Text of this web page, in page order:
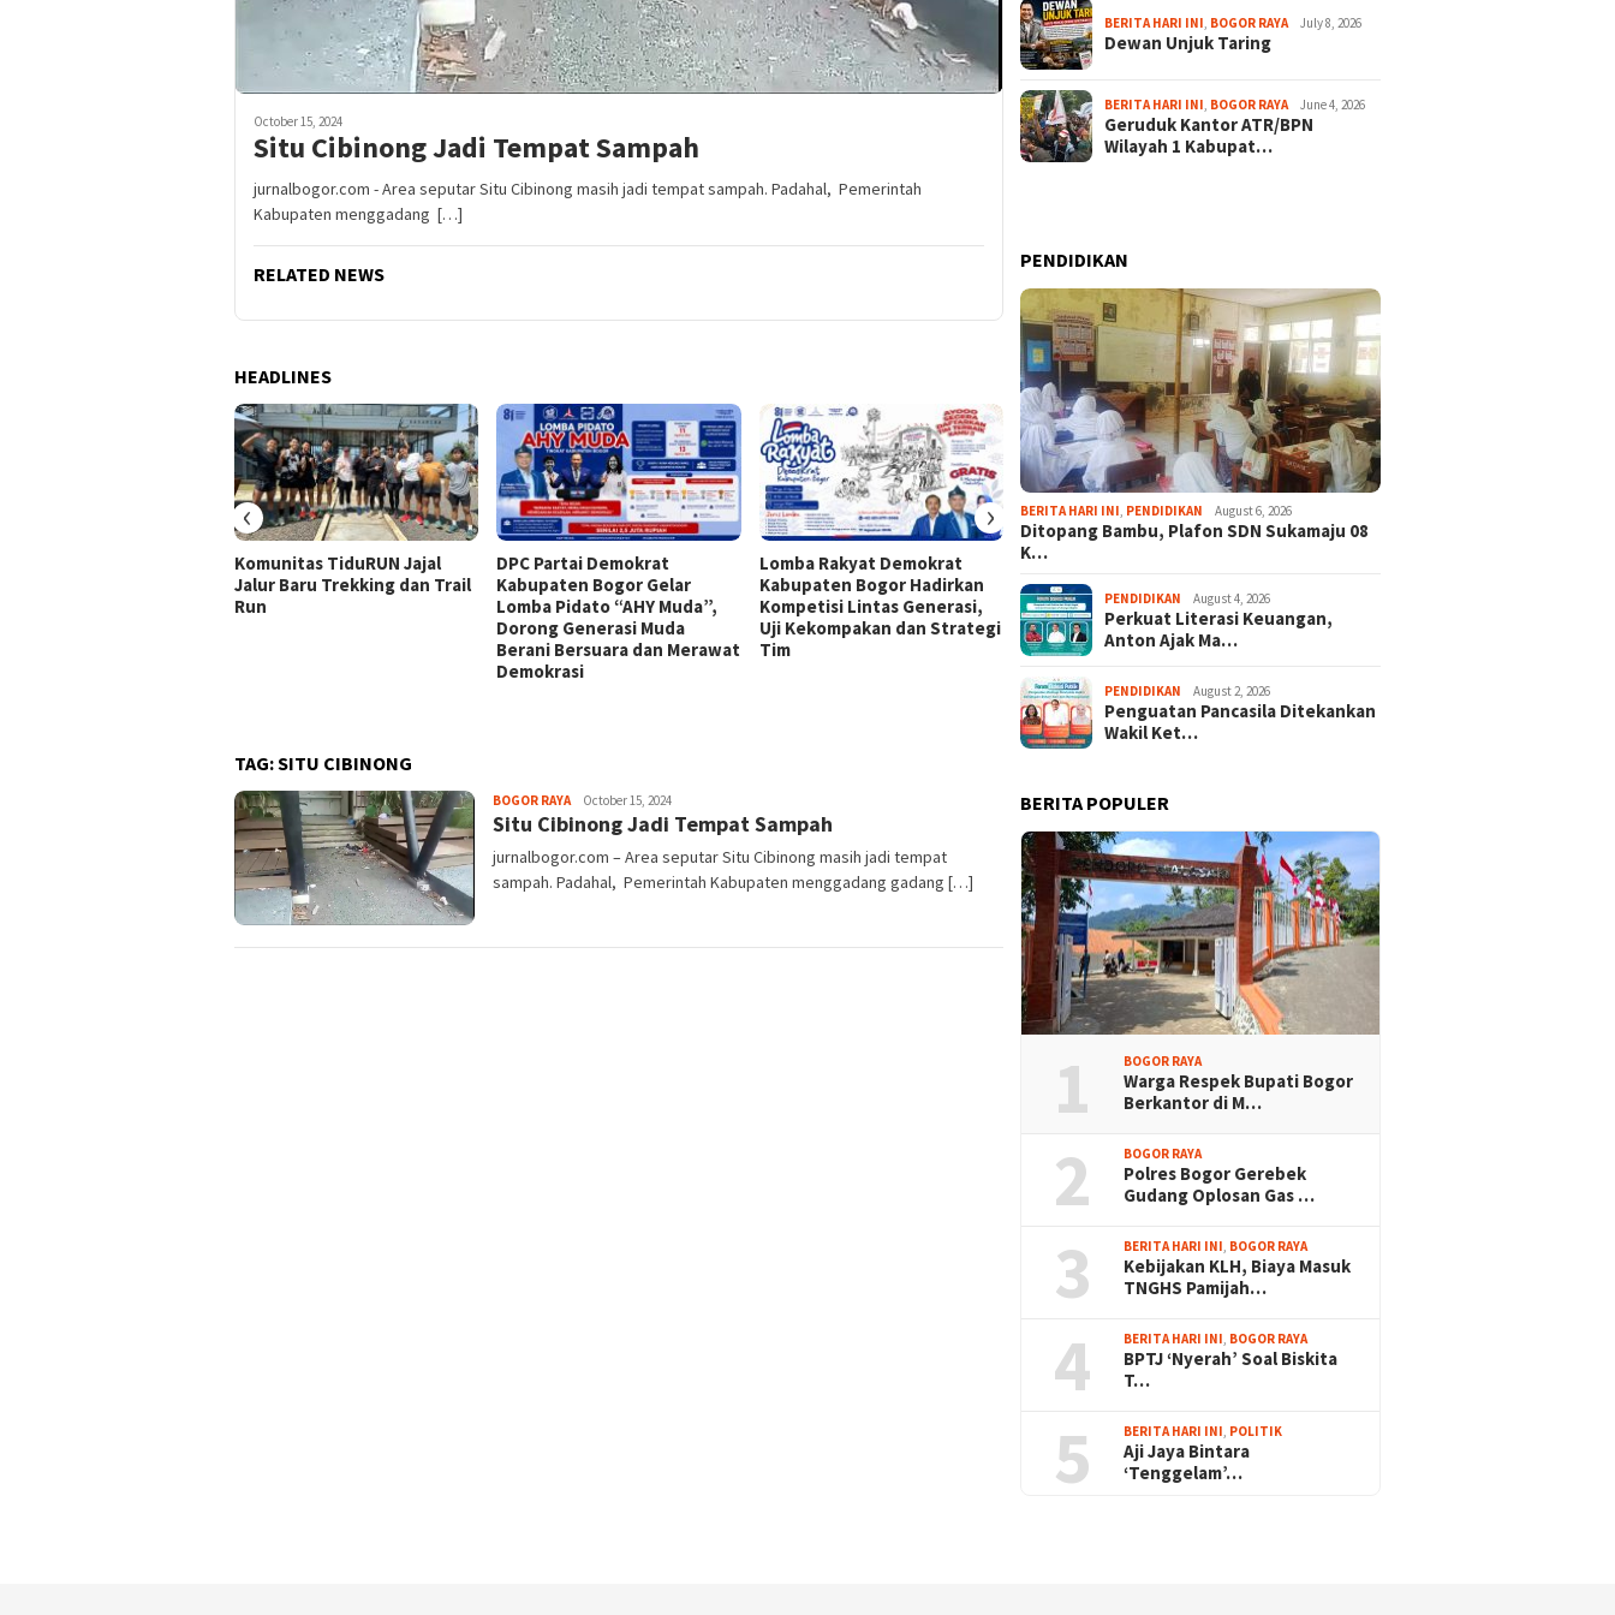
October 15, 2024
Situ Cibinong Jadi Tempat Sampah
jurnalbogor.com - Area seputar Situ Cibinong masih jadi tempat sampah. Padahal, Pemerintah
Kabupaten menggadang […]
RELATED NEWS
HEADLINES
Komunitas TiduRUN Jajal
Jalur Baru Trekking dan Trail
Run
DPC Partai Demokrat
Kabupaten Bogor Gelar
Lomba Pidato “AHY Muda”,
Dorong Generasi Muda
Berani Bersuara dan Merawat
Demokrasi
Lomba Rakyat Demokrat
Kabupaten Bogor Hadirkan
Kompetisi Lintas Generasi,
Uji Kekompakan dan Strategi
Tim
Keren! Dua Desa Wisata
Kabupaten Bogor Tembus
Top 15 Jawa Barat
‹ ›
TAG:SITU CIBINONG
BOGOR RAYASayyev
October 15, 2024
Situ Cibinong Jadi Tempat Sampah
jurnalbogor.com – Area seputar Situ Cibinong masih jadi tempat
sampah. Padahal, Pemerintah Kabupaten menggadang gadang […]
BERITA HARI INI BOGOR RAYA July 8, 2026
Dewan Unjuk Taring
BERITA HARI INI BOGOR RAYA June 4, 2026
Geruduk Kantor ATR/BPN
Wilayah 1 Kabupat…
PENDIDIKAN
BERITA HARI INI PENDIDIKAN August 6, 2026
Ditopang Bambu, Plafon SDN Sukamaju 08
K…
PENDIDIKAN August 4, 2026
Perkuat Literasi Keuangan,
Anton Ajak Ma…
PENDIDIKAN August 2, 2026
Penguatan Pancasila Ditekankan
Wakil Ket…
BERITA POPULER
1 BOGOR RAYA
Warga Respek Bupati Bogor
Berkantor di M…
2 BOGOR RAYA
Polres Bogor Gerebek
Gudang Oplosan Gas …
3 BERITA HARI INI, BOGOR RAYA
Kebijakan KLH, Biaya Masuk
TNGHS Pamijah…
4 BERITA HARI INI, BOGOR RAYA
BPTJ ‘Nyerah’ Soal Biskita
T…
5 BERITA HARI INI, POLITIK
Aji Jaya Bintara
‘Tenggelam’…